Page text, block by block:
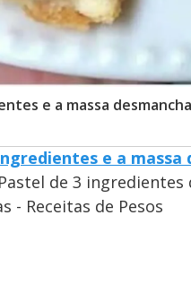
e a massa
e a massa
de 3 ingredientes
- Receitas de Pesos